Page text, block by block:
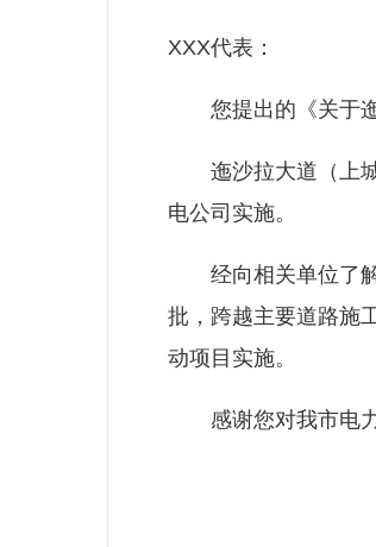
XXX代表：
您提出的《关于迤
迤沙拉大道（上城
电公司实施。
经向相关单位了解
批，跨越主要道路施
动项目实施。
感谢您对我市电力